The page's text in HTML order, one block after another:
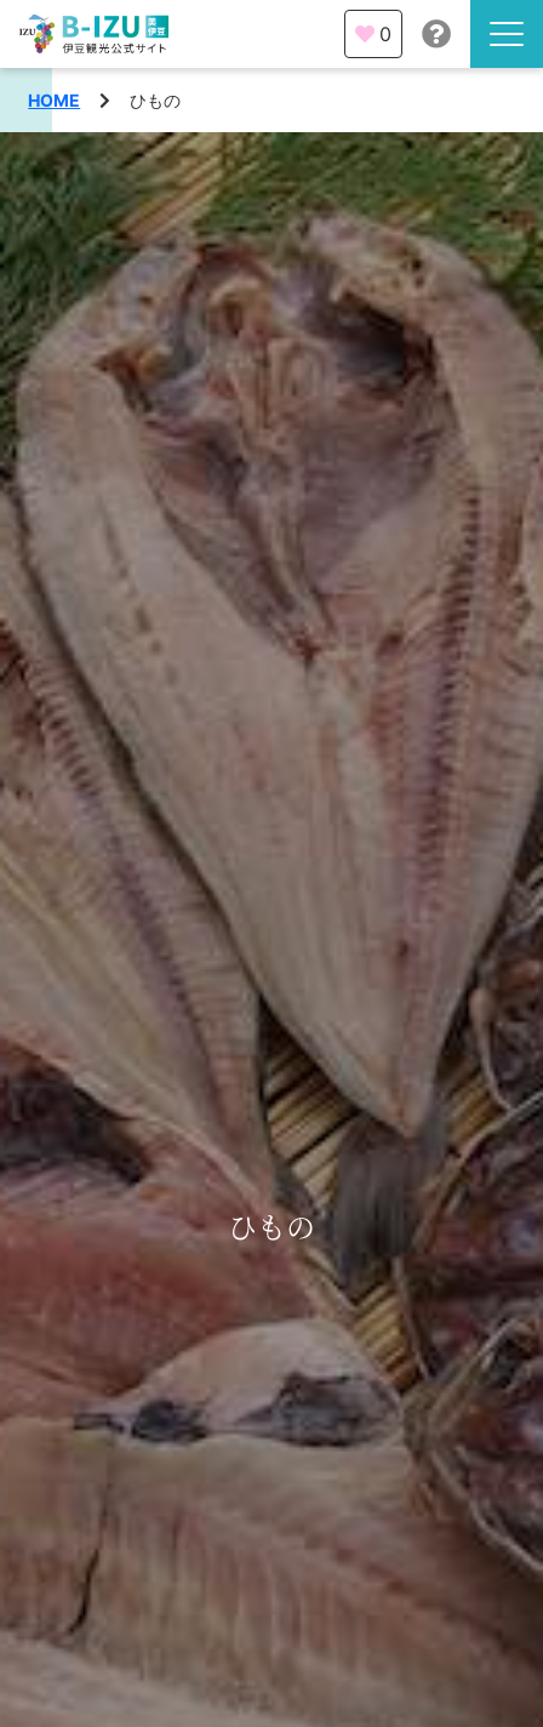
伊豆半島を知る
伊豆のみどころ
みる
あそぶ
あじわう
観光・体験
イベント
エリア
三島市
南伊豆町
函南町
西伊豆町
伊東市
伊豆の国市
松崎町
伊豆市
旅の計画
モデルコース
宿泊・予約
旅程作成
AIルートプランナー
アクセス
日本語
0
HOME ひもの
ひもの